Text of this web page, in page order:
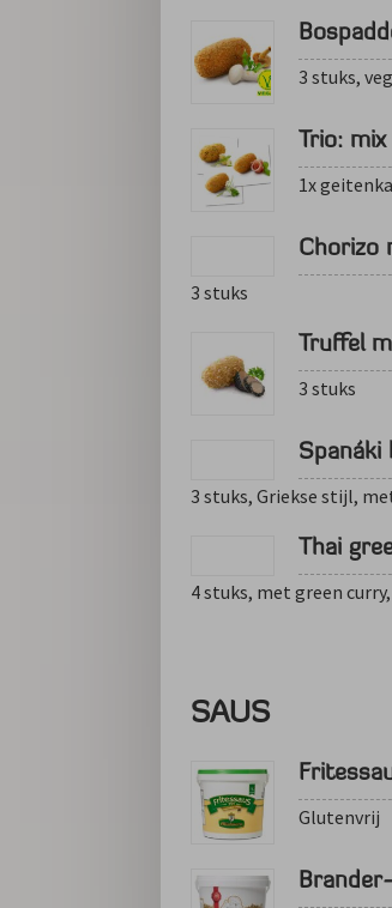
3 stuks,
Trio:
1x
Chorizo
3 stuks
Truffel
3 stuks
Spanáki
3 stuks, Griekse stijl,
Thai
4 stuks, met green
SAUS
Glutenvrij